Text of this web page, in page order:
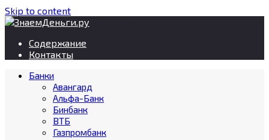
Skip to content
Содержание
Контакты
Банки
Авангард
Альфа-Банк
Бинбанк
ВТБ
Газпромбанк